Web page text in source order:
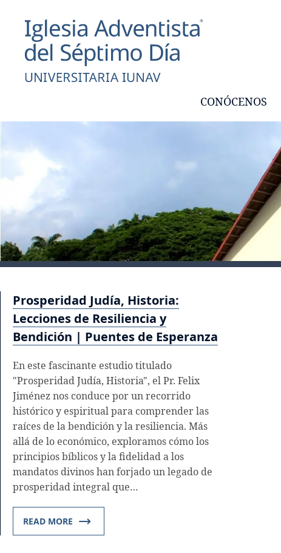
CONÓCENOS
Prosperidad Judía, Historia:
Lecciones de Resiliencia y
Bendición | Puentes de Esperanza
En este fascinante estudio titulado
"Prosperidad Judía, Historia", el Pr. Felix
Jiménez nos conduce por un recorrido
histórico y espiritual para comprender las
raíces de la bendición y la resiliencia. Más
allá de lo económico, exploramos cómo los
principios bíblicos y la fidelidad a los
mandatos divinos han forjado un legado de
prosperidad integral que…
READ MORE